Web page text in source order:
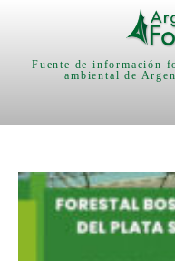
Fuente de información
ambiental de